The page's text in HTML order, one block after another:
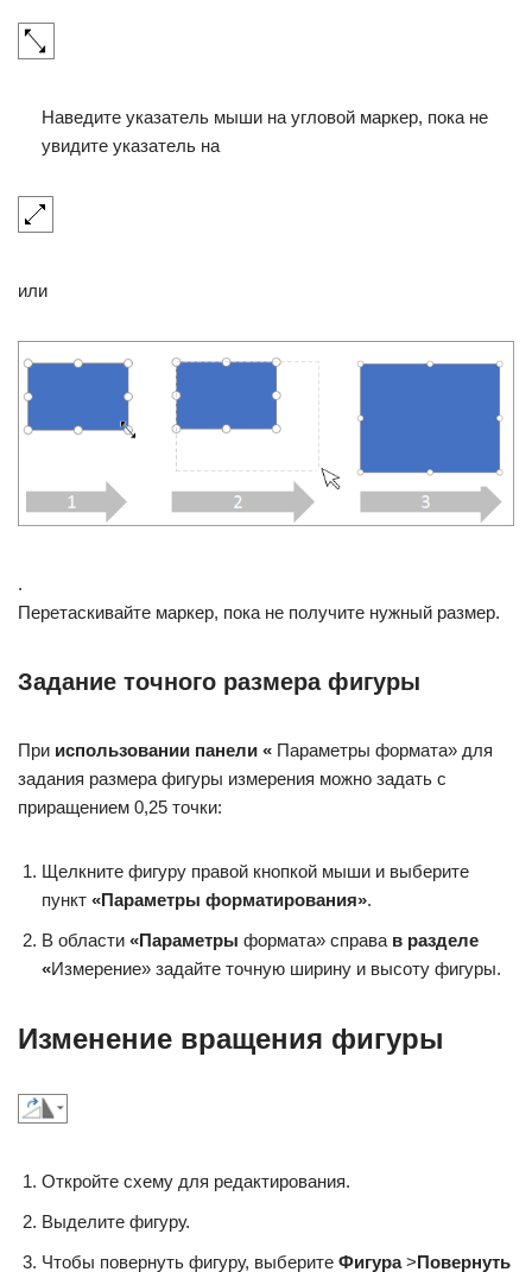
Наведите указатель мыши на угловой маркер, пока не
увидите указатель на
или
.
Перетаскивайте маркер, пока не получите нужный размер.
Задание точного размера фигуры
При использовании панели « Параметры формата» для
задания размера фигуры измерения можно задать с
приращением 0,25 точки:
Щелкните фигуру правой кнопкой мыши и выберите
пункт «Параметры форматирования».
В области «Параметры формата» справа в разделе
«Измерение» задайте точную ширину и высоту фигуры.
Изменение вращения фигуры
Откройте схему для редактирования.
Выделите фигуру.
Чтобы повернуть фигуру, выберите Фигура>Повернуть